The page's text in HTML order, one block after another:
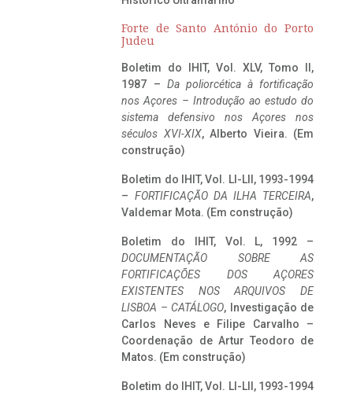
Forte de Santo António do Porto
Judeu
Boletim do IHIT, Vol. XLV, Tomo II,
1987 – Da poliorcética à fortificação
nos Açores – Introdução ao estudo do
sistema defensivo nos Açores nos
séculos XVI-XIX, Alberto Vieira. (Em
construção)
Boletim do IHIT, Vol. LI-LII, 1993-1994
– FORTIFICAÇÃO DA ILHA TERCEIRA,
Valdemar Mota. (Em construção)
Boletim do IHIT, Vol. L, 1992 –
DOCUMENTAÇÃO SOBRE AS
FORTIFICAÇÕES DOS AÇORES
EXISTENTES NOS ARQUIVOS DE
LISBOA – CATÁLOGO, Investigação de
Carlos Neves e Filipe Carvalho –
Coordenação de Artur Teodoro de
Matos. (Em construção)
Boletim do IHIT, Vol. LI-LII, 1993-1994